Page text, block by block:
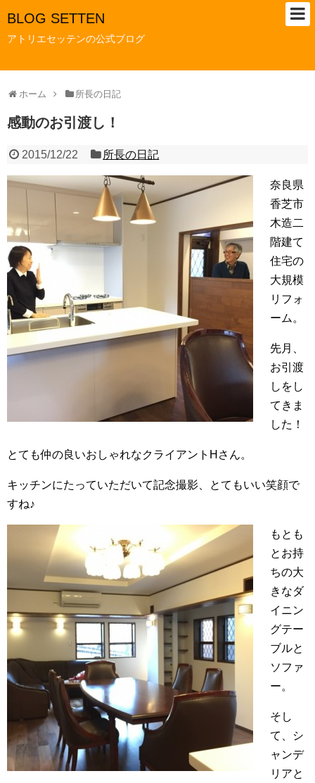
BLOG SETTEN
アトリエセッテンの公式ブログ
ホーム 所長の日記
感動のお引渡し！
2015/12/22 所長の日記
奈良県
香芝市
木造二
階建て
住宅の
大規模
リフォ
ーム。
先月、
お引渡
しをし
てきま
した！
とても仲の良いおしゃれなクライアントHさん。
キッチンにたっていただいて記念撮影、とてもいい笑顔で
すね♪
もとも
とお持
ちの大
きなダ
イニン
グテー
ブルと
ソファ
ー。
そし
て、シ
ャンデ
リアと